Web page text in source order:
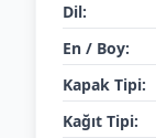
Dil:
En / Boy:
Kapak Tipi:
Kağıt Tipi: